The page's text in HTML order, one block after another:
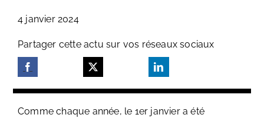
Search
for:
4 janvier 2024
Partager cette actu sur vos réseaux sociaux
Comme chaque année, le 1er janvier a été